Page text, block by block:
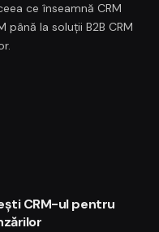
ce înseamnă CRM
la soluții B2B CRM
CRM-ul pentru